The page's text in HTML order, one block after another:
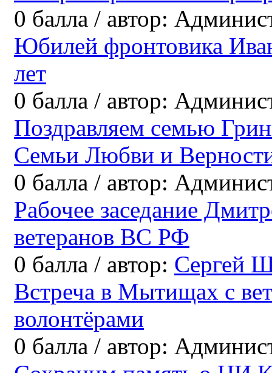
0 балла / автор:
Юбилей фронтовика
лет
0 балла / автор:
Поздравляем семью
Семьи Любви и
0 балла / автор:
Рабочее заседание
ветеранов ВС РФ
0 балла / автор: Сергей
Встреча в Мытищах с
волонтёрами
0 балла / автор: